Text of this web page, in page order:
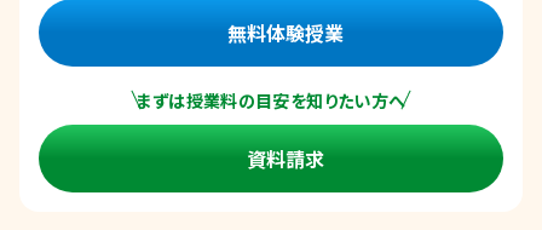
無料体験授業
まずは授業料の目安を知りたい方へ
資料請求